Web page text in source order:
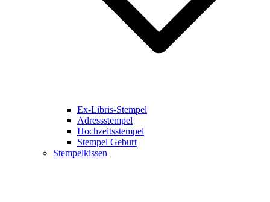
Ex-Libris-Stempel
Adressstempel
Hochzeitsstempel
Stempel Geburt
Stempelkissen